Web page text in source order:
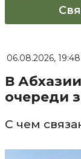
06.08.2026, 19:48
В
очереди
С чем